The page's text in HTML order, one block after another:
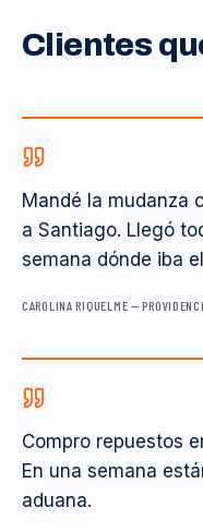
Clientes
Mandé la mudanza
a Santiago. Llegó
semana dónde iba
CAROLINA RIQUELME —
Compro repuestos
En una semana
aduana.